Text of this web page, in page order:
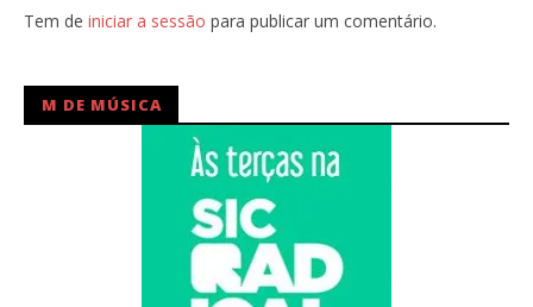
Tem de iniciar a sessão para publicar um comentário.
M DE MÚSICA